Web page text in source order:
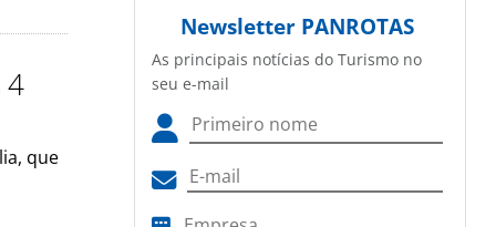
4
que
Newsletter PANROTAS
As principais notícias do Turismo no
seu e-mail